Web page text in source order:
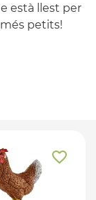
està llest per
petits!